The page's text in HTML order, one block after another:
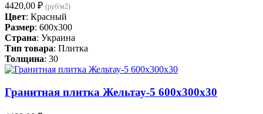
4420,00 ₽ (руб/м2)
Цвет: Красный
Размер: 600x300
Страна: Украина
Тип товара: Плитка
Толщина: 30
Гранитная плитка Жельтау-5 600х300х30